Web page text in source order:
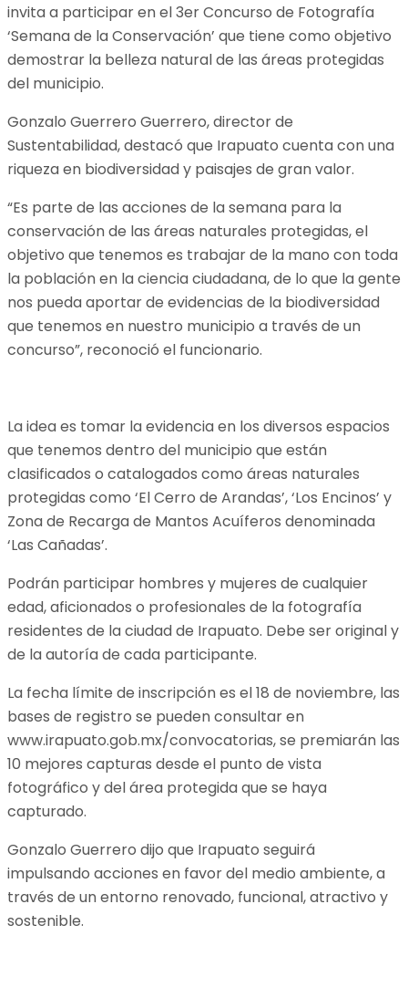
invita a participar en el 3er Concurso de Fotografía
‘Semana de la Conservación’ que tiene como objetivo
demostrar la belleza natural de las áreas protegidas
del municipio.
Gonzalo Guerrero Guerrero, director de
Sustentabilidad, destacó que Irapuato cuenta con una
riqueza en biodiversidad y paisajes de gran valor.
“Es parte de las acciones de la semana para la
conservación de las áreas naturales protegidas, el
objetivo que tenemos es trabajar de la mano con toda
la población en la ciencia ciudadana, de lo que la gente
nos pueda aportar de evidencias de la biodiversidad
que tenemos en nuestro municipio a través de un
concurso”, reconoció el funcionario.
La idea es tomar la evidencia en los diversos espacios
que tenemos dentro del municipio que están
clasificados o catalogados como áreas naturales
protegidas como ‘El Cerro de Arandas’, ‘Los Encinos’ y
Zona de Recarga de Mantos Acuíferos denominada
‘Las Cañadas’.
Podrán participar hombres y mujeres de cualquier
edad, aficionados o profesionales de la fotografía
residentes de la ciudad de Irapuato. Debe ser original y
de la autoría de cada participante.
La fecha límite de inscripción es el 18 de noviembre, las
bases de registro se pueden consultar en
www.irapuato.gob.mx/convocatorias, se premiarán las
10 mejores capturas desde el punto de vista
fotográfico y del área protegida que se haya
capturado.
Gonzalo Guerrero dijo que Irapuato seguirá
impulsando acciones en favor del medio ambiente, a
través de un entorno renovado, funcional, atractivo y
sostenible.